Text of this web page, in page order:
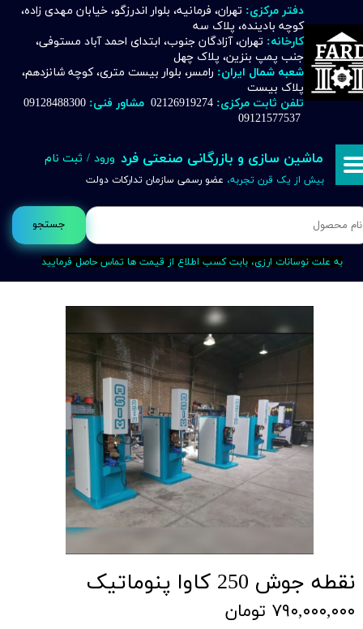
جستجو
دفتر مرکزی: تهران، فرمانیه، بلوار اندرزگو، خیابان مهدی زاده،
کوچه بادینده، پلاک سه
کارخانه: تهران، آزادگان جنوب، ابتدای احمد آباد مستوفی،
جنب پمپ بنزین، پلاک چهل
شعبه شمال ایران: رامسر، بلوار بیست متری، کوچه شانزدهم،
پلاک بیست
تلفن ثابت مرکزی: 02126919274 مشاور فنی:
09121577537
ماشین سازی و بازرگانی صنعتی فرد
بیش از یک قرن تجربه، عضو رسمی سازمان تدارکات دولت
ورود / ثبت نام
حساب کاربری من
تغییر گذر واژه
خروج از حساب کاربری
به علت نوسانات ارزی، بابت کسب اطلاع از قیمت ها تماس حاصل فرمایید
نقطه جوش 250 کاوا پنوماتیک
۷۹۰,۰۰۰,۰۰۰ تومان